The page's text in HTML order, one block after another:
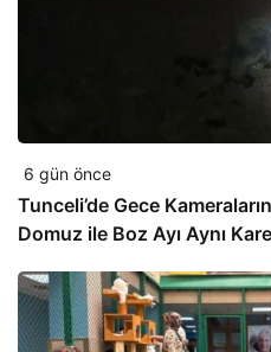
6 gün önce
Tunceli’de Gece
Domuz ile Boz Ayı Aynı